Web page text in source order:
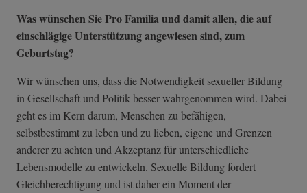
Was wünschen Sie Pro Familia und damit allen, die auf
einschlägige Unterstützung angewiesen sind, zum
Geburtstag?
Wir wünschen uns, dass die Notwendigkeit sexueller Bildung
in Gesellschaft und Politik besser wahrgenommen wird. Dabei
geht es im Kern darum, Menschen zu befähigen,
selbstbestimmt zu leben und zu lieben, eigene und Grenzen
anderer zu achten und Akzeptanz für unterschiedliche
Lebensmodelle zu entwickeln. Sexuelle Bildung fordert
Gleichberechtigung und ist daher ein Moment der